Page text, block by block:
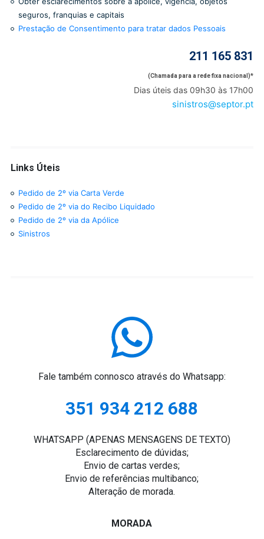
seguros, franquias e capitais
Prestação de Consentimento para tratar dados Pessoais
211 165 831
(Chamada para a rede fixa nacional)*
Dias úteis das 09h30 às 17h00
sinistros@septor.pt
Links Úteis
Pedido de 2º via Carta Verde
Pedido de 2º via do Recibo Liquidado
Pedido de 2º via da Apólice
Sinistros
Fale também connosco através do Whatsapp:
351 934 212 688
WHATSAPP (APENAS MENSAGENS DE TEXTO)
Esclarecimento de dúvidas;
Envio de cartas verdes;
Envio de referências multibanco;
Alteração de morada.
MORADA